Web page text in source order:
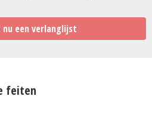
nu een verlanglijst
feiten